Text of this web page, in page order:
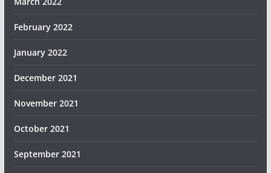
February 2022
January 2022
December 2021
November 2021
October 2021
September 2021